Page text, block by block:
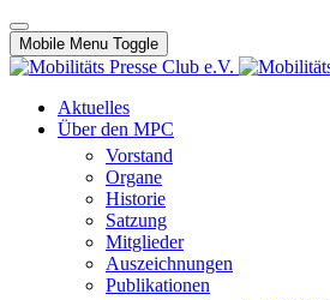
Mobile Menu Toggle
Aktuelles
Über den MPC
Vorstand
Organe
Historie
Satzung
Mitglieder
Auszeichnungen
Publikationen